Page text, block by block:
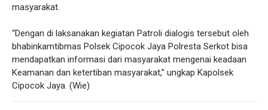
masyarakat.
“Dengan di laksanakan kegiatan Patroli dialogis tersebut oleh
bhabinkamtibmas Polsek Cipocok Jaya Polresta Serkot bisa
mendapatkan informasi dari masyarakat mengenai keadaan
Keamanan dan ketertiban masyarakat,” ungkap Kapolsek
Cipocok Jaya. (Wie)